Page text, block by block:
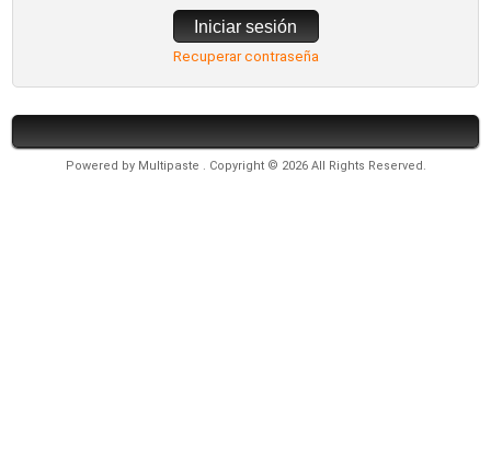
Iniciar sesión
Recuperar contraseña
Powered by Multipaste . Copyright © 2026 All Rights Reserved.